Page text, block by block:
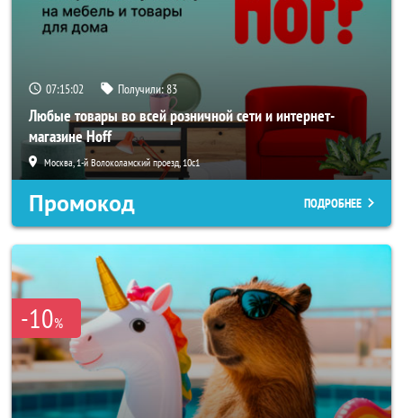
07:15:00 Получили:83
Любые товары во всей розничной сети и интернет-
магазине Hoff
Москва, 1-й Волоколамский проезд, 10с1
Промокод ПОДРОБНЕЕ
-10%